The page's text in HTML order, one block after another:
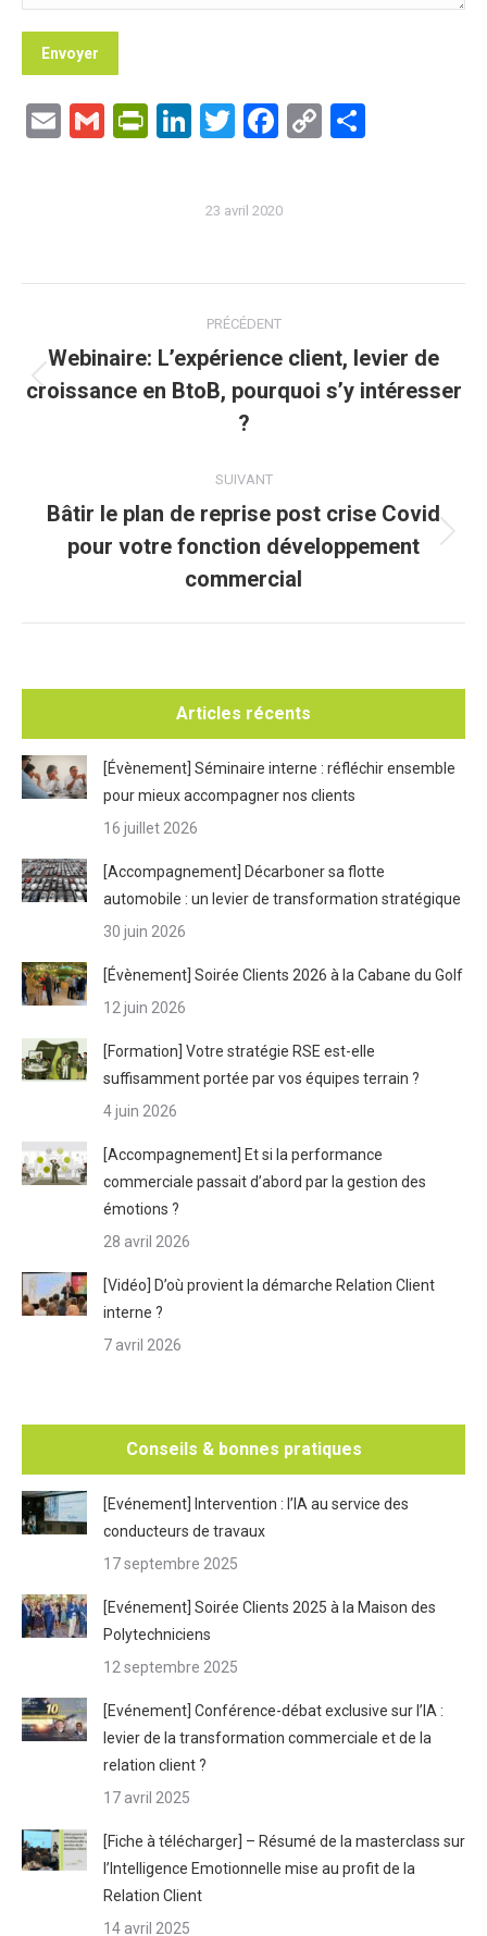
EmailGmailPrintFriendly
LinkedIn
Twitter
Facebook
Copy
23 avril 2020
article
PRÉCÉDENT
Article
précédent
Webinaire: L’expérience client, levier de
croissance en BtoB, pourquoi s’y intéresser
?
SUIVANT
Article
suivant
Bâtir le plan de reprise post crise Covid
pour votre fonction développement
commercial
Articles récents
[Évènement] Séminaire interne : réfléchir ensemble
pour mieux accompagner nos clients
16 juillet 2026
[Accompagnement] Décarboner sa flotte
automobile : un levier de transformation stratégique
30 juin 2026
[Évènement] Soirée Clients 2026 à la Cabane du Golf
12 juin 2026
[Formation] Votre stratégie RSE est-elle
suffisamment portée par vos équipes terrain ?
4 juin 2026
[Accompagnement] Et si la performance
commerciale passait d’abord par la gestion des
émotions ?
28 avril 2026
[Vidéo] D’où provient la démarche Relation Client
interne ?
7 avril 2026
Conseils & bonnes pratiques
[Evénement] Intervention : l’IA au service des
conducteurs de travaux
17 septembre 2025
[Evénement] Soirée Clients 2025 à la Maison des
Polytechniciens
12 septembre 2025
[Evénement] Conférence-débat exclusive sur l’IA :
levier de la transformation commerciale et de la
relation client ?
17 avril 2025
[Fiche à télécharger] – Résumé de la masterclass sur
l’Intelligence Emotionnelle mise au profit de la
Relation Client
14 avril 2025